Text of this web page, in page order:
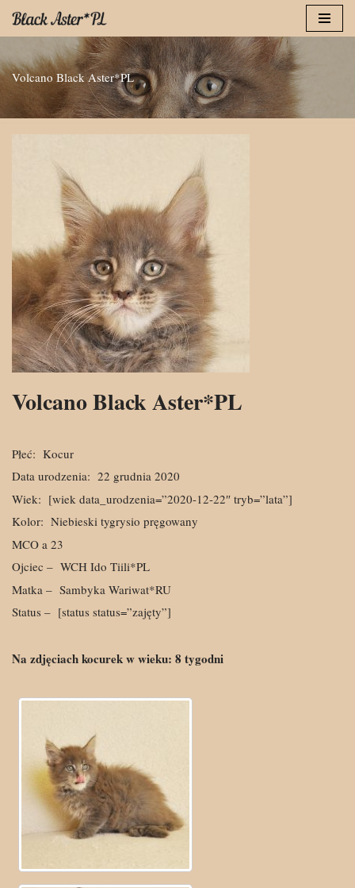
do
treści
Volcano Black Aster*PL
Volcano Black Aster*PL
Płeć: Kocur
Data urodzenia: 22 grudnia 2020
Wiek: [wiek data_urodzenia=”2020-12-22″ tryb=”lata”]
Kolor: Niebieski tygrysio pręgowany
MCO a 23
Ojciec – WCH Ido Tiili*PL
Matka – Sambyka Wariwat*RU
Status – [status status=”zajęty”]
Na zdjęciach kocurek w wieku: 8 tygodni